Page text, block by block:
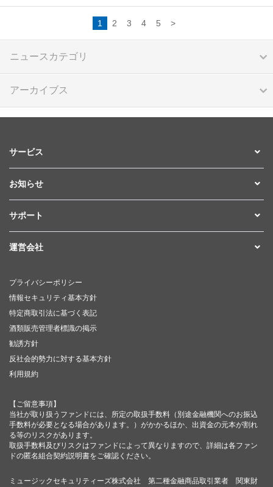
1 2 3 4 5 >
ニュースカテゴリ
アーカイブス
サービス
お知らせ
サポート
運営会社
プライバシーポリシー
情報セキュリティ基本方針
特定商取引法に基づく表記
酒類販売管理者標識の掲示
勧誘方針
反社会的勢力に対する基本方針
利用規約
【ご留意事項】
当社が取り扱うファンドには、所定の取扱手数料（別途金融機関へのお振込
手数料が必要となる場合があります。）がかかるほか、出資金の元本が割れ
る等のリスクがあります。
取扱手数料及びリスクはファンドによって異なりますので、詳細は各ファン
ドの匿名組合契約説明書をご確認ください。
ミュージックセキュリティーズ株式会社 第二種金融商品取引業者 関東財